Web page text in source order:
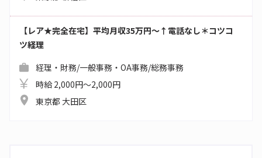
【レア★完全在宅】平均月収35万円～↑電話なし＊コツコ
ツ経理
経理・財務/一般事務・OA事務/総務事務
時給 2,000円～2,000円
東京都 大田区